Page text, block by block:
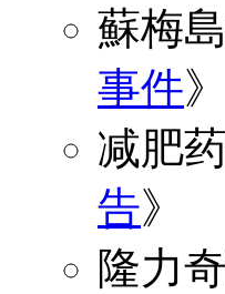
蘇梅
事件》
减肥
告》
隆力